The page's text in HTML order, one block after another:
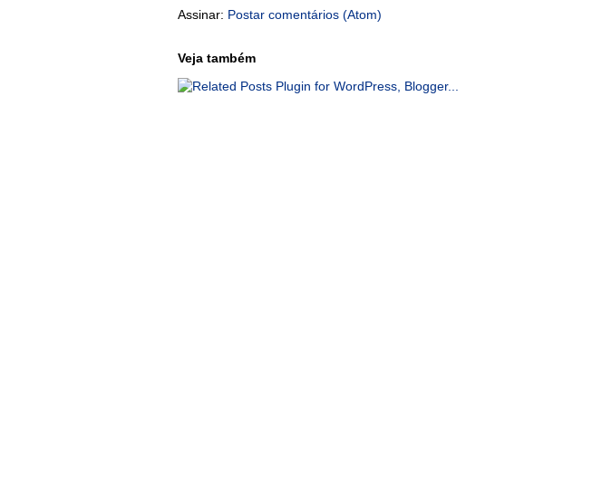
Assinar: Postar comentários (Atom)
Veja também